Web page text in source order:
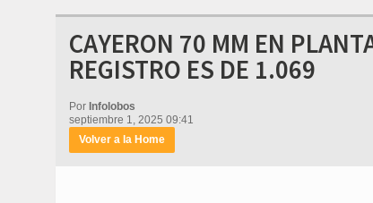
CAYERON 70 MM EN
REGISTRO ES DE 1.069
Por Infolobos
septiembre 1, 2025 09:41
Volver a la Home